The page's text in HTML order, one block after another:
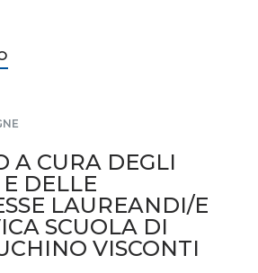
A CURA DEGLI
DELLE
LAUREANDI/E
SCUOLA DI
VISCONTI